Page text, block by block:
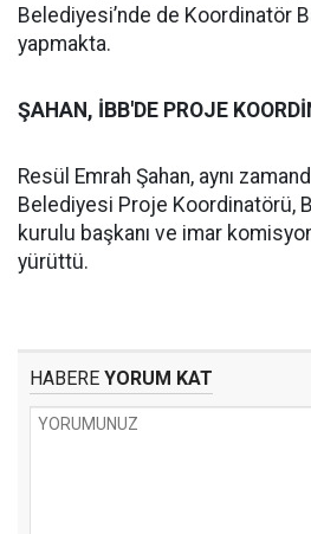
Belediyesi’nde de Koordinatör
yapmakta.
ŞAHAN, İBB'DE PROJE
Resül Emrah Şahan, aynı
Belediyesi Proje Koordinatörü,
kurulu başkanı ve imar
yürüttü.
HABERE YORUM KAT